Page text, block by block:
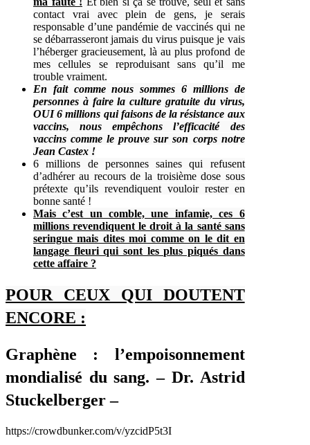
contact vrai avec plein de gens, je serais
responsable d’une pandémie de vaccinés qui ne
se débarrasseront jamais du virus puisque je vais
l’héberger gracieusement, là au plus profond de
mes cellules se reproduisant sans qu’il me
trouble vraiment.
En fait comme nous sommes 6 millions de
personnes à faire la culture gratuite du virus,
OUI 6 millions qui faisons de la résistance aux
vaccins, nous empêchons l’efficacité des
vaccins comme le prouve sur son corps notre
Jean Castex !
6 millions de personnes saines qui refusent
d’adhérer au recours de la troisième dose sous
prétexte qu’ils revendiquent vouloir rester en
bonne santé !
Mais c’est un comble, une infamie, ces 6
millions revendiquent le droit à la santé sans
seringue mais dites moi comme on le dit en
langage fleuri qui sont les plus piqués dans
cette affaire ?
POUR CEUX QUI DOUTENT
ENCORE :
Graphène : l’empoisonnement
mondialisé du sang. – Dr. Astrid
Stuckelberger –
https://crowdbunker.com/v/yzcidP5t3I